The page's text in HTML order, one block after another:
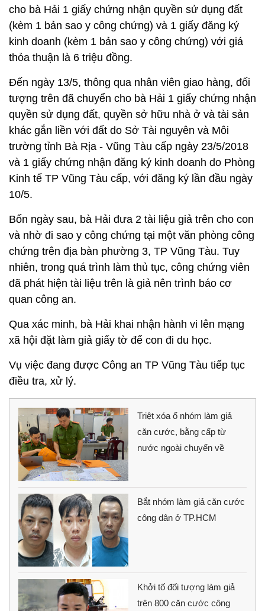
cho bà Hải 1 giấy chứng nhận quyền sử dụng đất
(kèm 1 bản sao y công chứng) và 1 giấy đăng ký
kinh doanh (kèm 1 bản sao y công chứng) với giá
thỏa thuận là 6 triệu đồng.
Đến ngày 13/5, thông qua nhân viên giao hàng, đối
tượng trên đã chuyển cho bà Hải 1 giấy chứng nhận
quyền sử dụng đất, quyền sở hữu nhà ở và tài sản
khác gắn liền với đất do Sở Tài nguyên và Môi
trường tỉnh Bà Rịa - Vũng Tàu cấp ngày 23/5/2018
và 1 giấy chứng nhận đăng ký kinh doanh do Phòng
Kinh tế TP Vũng Tàu cấp, với đăng ký lần đầu ngày
10/5.
Bốn ngày sau, bà Hải đưa 2 tài liệu giả trên cho con
và nhờ đi sao y công chứng tại một văn phòng công
chứng trên địa bàn phường 3, TP Vũng Tàu. Tuy
nhiên, trong quá trình làm thủ tục, công chứng viên
đã phát hiện tài liệu trên là giả nên trình báo cơ
quan công an.
Qua xác minh, bà Hải khai nhận hành vi lên mạng
xã hội đặt làm giả giấy tờ để con đi du học.
Vụ việc đang được Công an TP Vũng Tàu tiếp tục
điều tra, xử lý.
Triệt xóa ổ nhóm làm giả
căn cước, bằng cấp từ
nước ngoài chuyển về
Bắt nhóm làm giả căn cước
công dân ở TP.HCM
Khởi tố đối tượng làm giả
trên 800 căn cước công